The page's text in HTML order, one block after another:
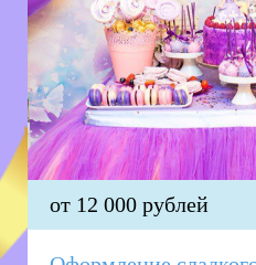
от 12 000 рублей